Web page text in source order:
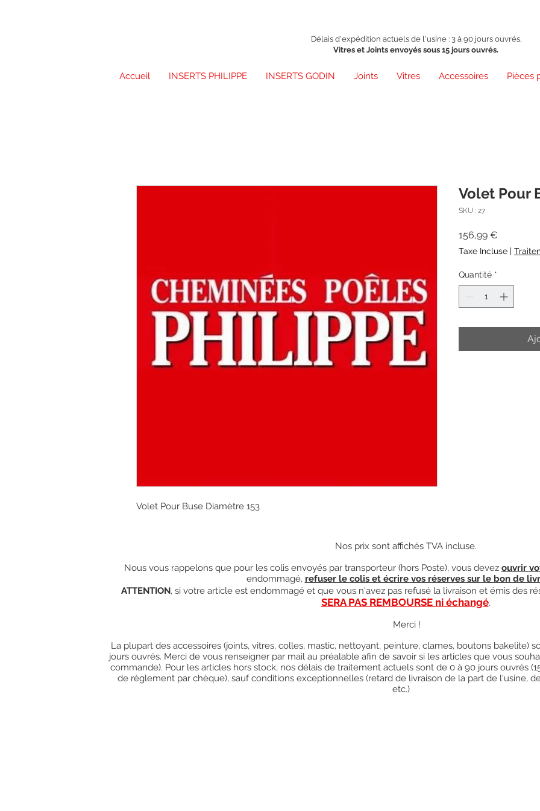
Délais d'expédition actuels de l'usine : 3 à 90 jours ouvrés.
Vitres et Joints envoyés sous 15 jours ouvrés.
Accueil INSERTS PHILIPPE INSERTS GODIN Joints Vitres Accessoires Pièces
Volet Pour Buse Diamètre 153
Volet Pour
SKU : 27
156,99 €
Taxe Incluse |
Quantité *
Nos prix sont affichés TVA incluse.
Nous vous rappelons que pour les colis envoyés par transporteur (hors Poste), vous devez ouvrir
endommagé, refuser le colis et écrire vos réserves sur le bon de
ATTENTION, si votre article est endommagé et que vous n'avez pas refusé la livraison et émis des
SERA PAS REMBOURSE ni échangé.
Merci !
La plupart des accessoires (joints, vitres, colles, mastic, nettoyant, peinture, clames, boutons bakelite)
jours ouvrés. Merci de vous renseigner par mail au préalable afin de savoir si les articles que vous
commande). Pour les articles hors stock, nos délais de traitement actuels sont de 0 à 90 jours ouvrés
de règlement par chèque), sauf conditions exceptionnelles (retard de livraison de la part de l'usine,
etc.)